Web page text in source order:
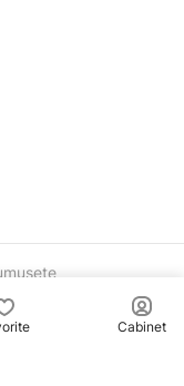
în Rich Code
Cabinet